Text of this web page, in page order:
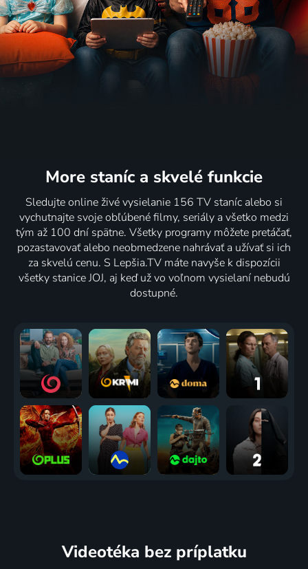
More staníc a skvelé funkcie
Sledujte online živé vysielanie 156 TV staníc alebo si
vychutnajte svoje obľúbené filmy, seriály a všetko medzi
tým až 100 dní spätne. Všetky programy môžete pretáčať,
pozastavovať alebo neobmedzene nahrávať a užívať si ich
za skvelú cenu. S Lepšia.TV máte navyše k dispozícii
všetky stanice JOJ, aj keď už vo voľnom vysielaní nebudú
dostupné.
Videotéka bez príplatku